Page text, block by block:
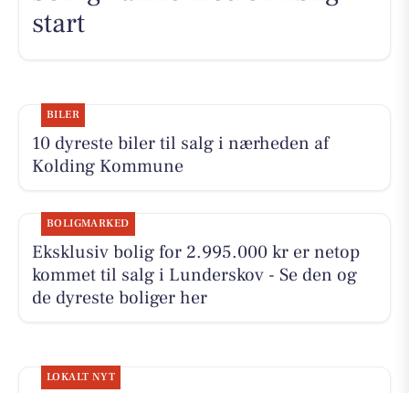
start
BILER
10 dyreste biler til salg i nærheden af
Kolding Kommune
BOLIGMARKED
Eksklusiv bolig for 2.995.000 kr er netop
kommet til salg i Lunderskov - Se den og
de dyreste boliger her
LOKALT NYT